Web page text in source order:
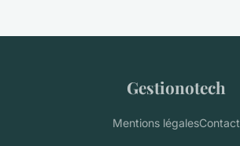
Gestionotech
Mentions légalesContact